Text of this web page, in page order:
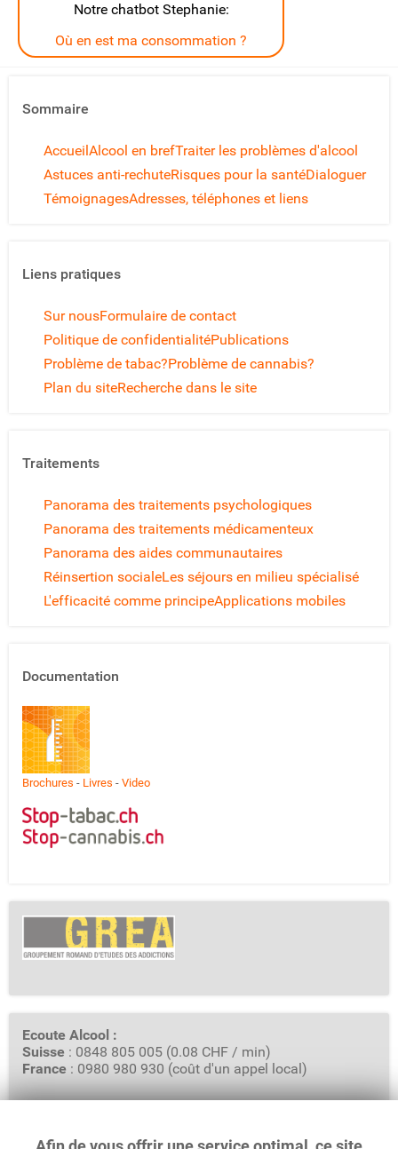
Notre chatbot Stephanie:
Où en est ma consommation ?
Sommaire
Accueil Alcool en brefTraiter les problèmes d'alcool
Astuces anti-rechuteRisques pour la santéDialoguer
TémoignagesAdresses, téléphones et liens
Liens pratiques
Sur nousFormulaire de contact
Politique de confidentialitéPublications
Problème de tabac?Problème de cannabis?
Plan du siteRecherche dans le site
Traitements
Panorama des traitements psychologiques
Panorama des traitements médicamenteux
Panorama des aides communautaires
Réinsertion socialeLes séjours en milieu spécialisé
L'efficacité comme principeApplications mobiles
Documentation
Brochures - Livres - Video
Ecoute Alcool :
Suisse : 0848 805 005 (0.08 CHF / min)
France : 0980 980 930 (coût d'un appel local)